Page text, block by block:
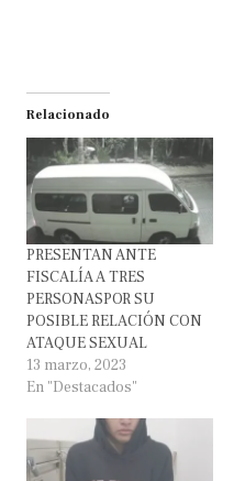
Relacionado
PRESENTAN ANTE
FISCALÍA A TRES
PERSONASPOR SU
POSIBLE RELACIÓN CON
ATAQUE SEXUAL
13 marzo, 2023
En "Destacados"